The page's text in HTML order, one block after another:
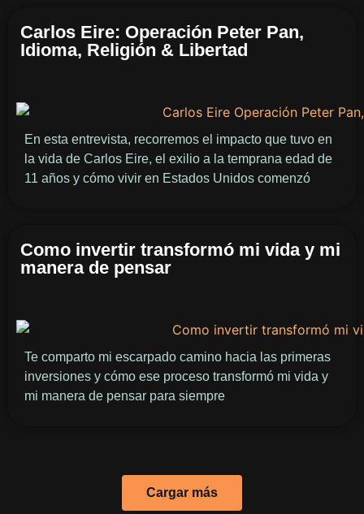
Carlos Eire: Operación Peter Pan,
Idioma, Religión & Libertad
En esta entrevista, recorremos el impacto que tuvo en
la vida de Carlos Eire, el exilio a la temprana edad de
11 años y cómo vivir en Estados Unidos comenzó
Como invertir transformó mi vida y mi
manera de pensar
Te comparto mi escarpado camino hacia las primeras
inversiones y cómo ese proceso transformó mi vida y
mi manera de pensar para siempre
Cargar más